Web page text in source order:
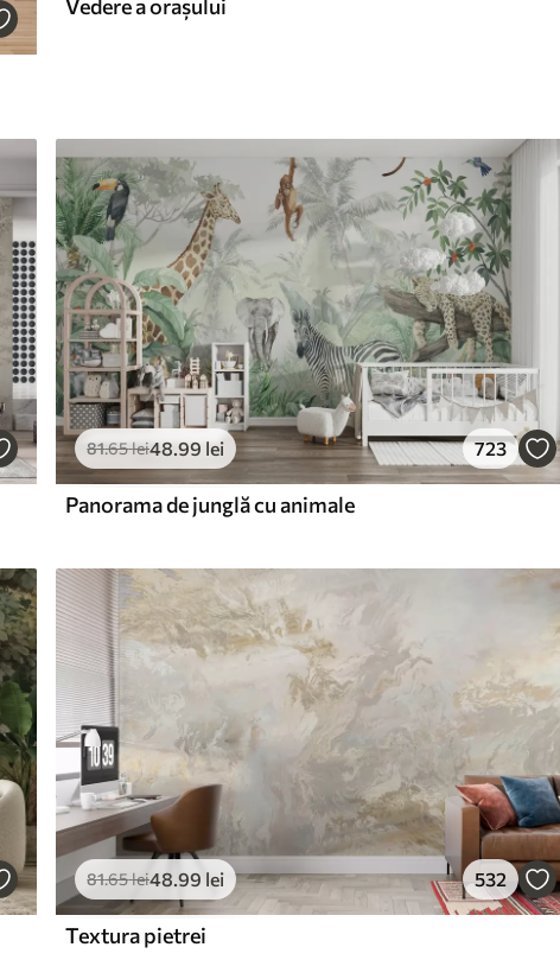
Vedere a orașului
81.65lei48.99 lei 723
Panorama de junglă cu animale
81.65lei48.99 lei 532
Textura pietrei